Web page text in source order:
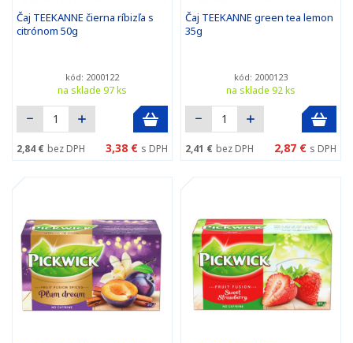
Čaj TEEKANNE čierna ríbizľa s
citrónom 50g
kód: 2000122
na sklade 97 ks
2,84 € bez DPH 3,38 € s DPH
Čaj TEEKANNE green tea lemon
35g
kód: 2000123
na sklade 92 ks
2,41 € bez DPH 2,87 € s DPH